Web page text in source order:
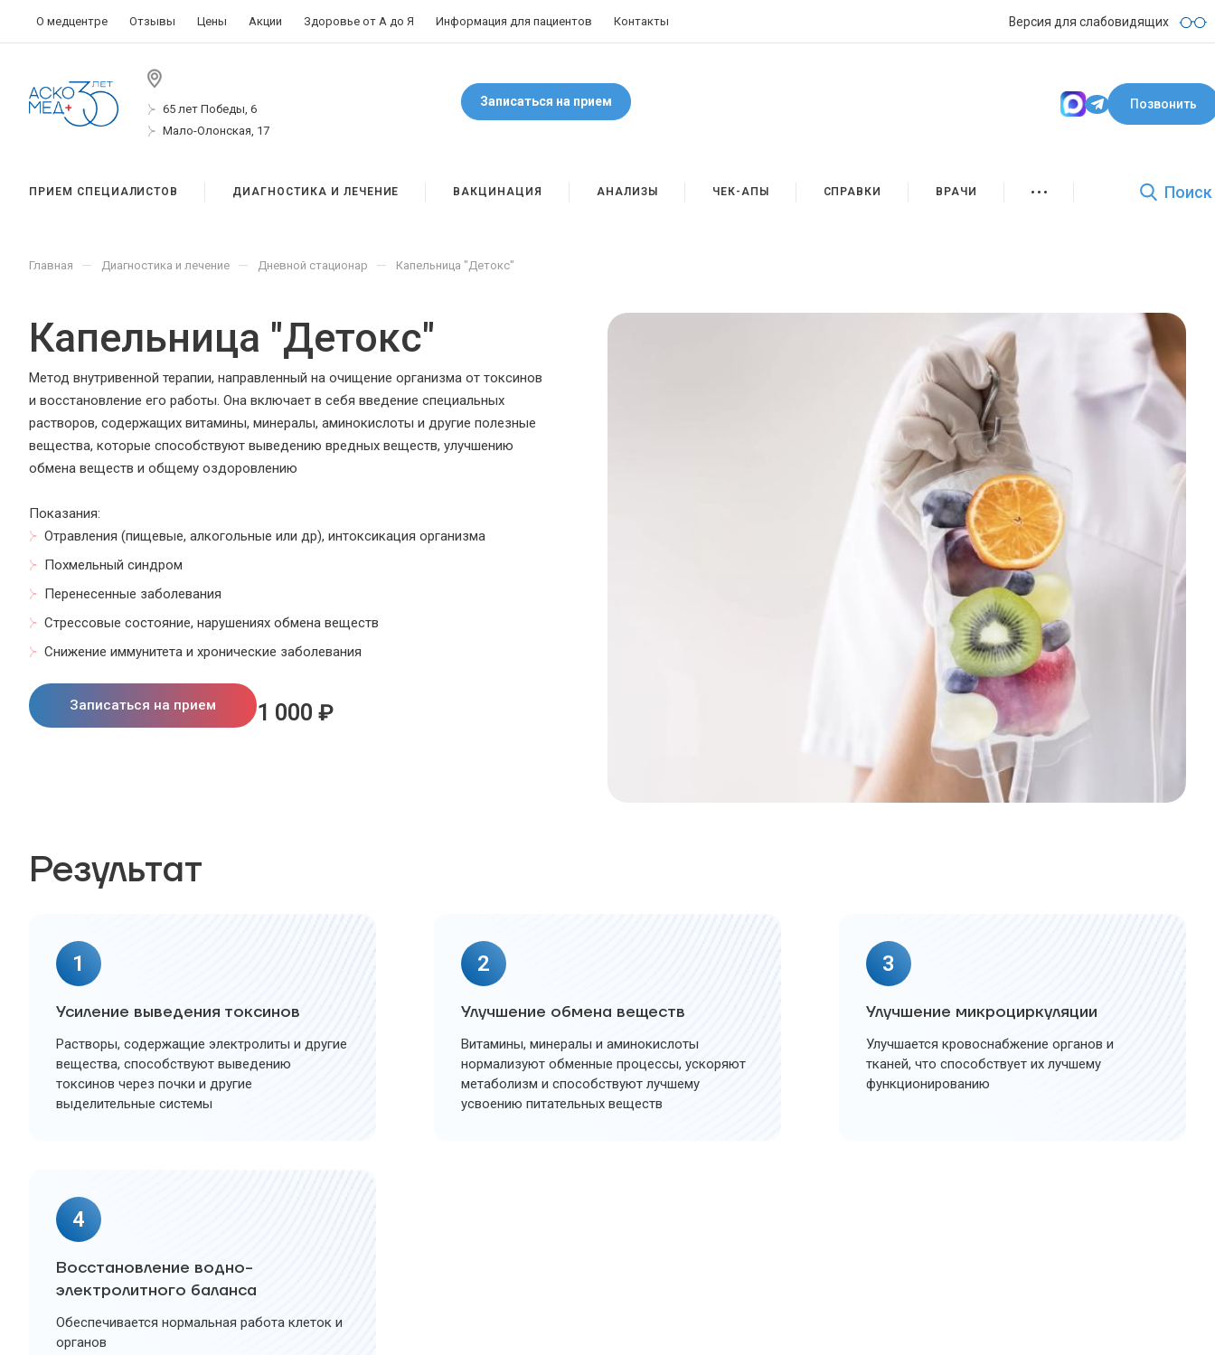
О медцентре Отзывы Цены Акции Здоровье от А до Я Информация для пациентов Контакты Версия для слабовидящих
65 лет Победы, 6
Мало-Олонская, 17
Записаться на прием Позвонить
ПРИЕМ СПЕЦИАЛИСТОВ ДИАГНОСТИКА И ЛЕЧЕНИЕ ВАКЦИНАЦИЯ АНАЛИЗЫ ЧЕК-АПЫ СПРАВКИ ВРАЧИ Поиск
Главная — Диагностика и лечение — Дневной стационар — Капельница "Детокс"
Капельница "Детокс"
Метод внутривенной терапии, направленный на очищение организма от токсинов
и восстановление его работы. Она включает в себя введение специальных
растворов, содержащих витамины, минералы, аминокислоты и другие полезные
вещества, которые способствуют выведению вредных веществ, улучшению
обмена веществ и общему оздоровлению
Показания:
Отравления (пищевые, алкогольные или др), интоксикация организма
Похмельный синдром
Перенесенные заболевания
Стрессовые состояние, нарушениях обмена веществ
Снижение иммунитета и хронические заболевания
Записаться на прием 1 000 ₽
Результат
1
Усиление выведения токсинов
Растворы, содержащие электролиты и другие
вещества, способствуют выведению
токсинов через почки и другие
выделительные системы
2
Улучшение обмена веществ
Витамины, минералы и аминокислоты
нормализуют обменные процессы, ускоряют
метаболизм и способствуют лучшему
усвоению питательных веществ
3
Улучшение микроциркуляции
Улучшается кровоснабжение органов и
тканей, что способствует их лучшему
функционированию
4
Восстановление водно-
электролитного баланса
Обеспечивается нормальная работа клеток и
органов